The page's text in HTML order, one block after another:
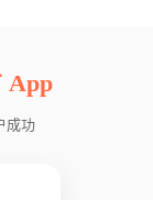
App
成功